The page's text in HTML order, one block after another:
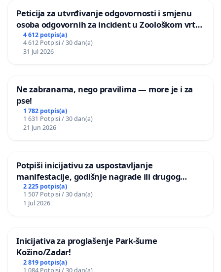
Peticija za utvrđivanje odgovornosti i smjenu
osoba odgovornih za incident u Zoološkom vrtu
Grada Zagreba
4 612 potpis(a)
4 612 Potpisi / 30 dan(a)
31 Jul 2026
Ne zabranama, nego pravilima — more je i za
pse!
1 782 potpis(a)
1 631 Potpisi / 30 dan(a)
21 Jun 2026
Potpiši inicijativu za uspostavljanje
manifestacije, godišnje nagrade ili drugog
javnog događaja „Edin Avdić“ u Sarajevu
2 225 potpis(a)
1 507 Potpisi / 30 dan(a)
1 Jul 2026
Inicijativa za proglašenje Park-šume
Kožino/Zadar!
2 819 potpis(a)